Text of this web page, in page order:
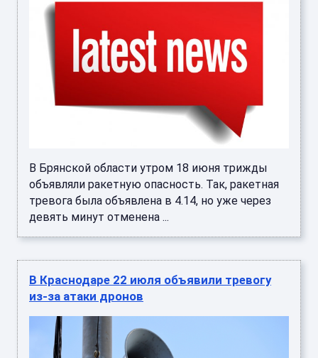
В Брянской области утром 18 июня трижды
объявляли ракетную опасность. Так, ракетная
тревога была объявлена в 4.14, но уже через
девять минут отменена ...
В Краснодаре 22 июля объявили тревогу
из-за атаки дронов